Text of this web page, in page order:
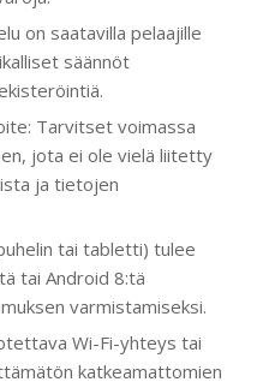
on saatavilla pelaajille
säännöt
Tarvitset voimassa
jota ei ole vielä liitetty
ja tietojen
tai tabletti) tulee
tai Android 8:tä
varmistamiseksi.
Wi-Fi-yhteys tai
katkeamattomien